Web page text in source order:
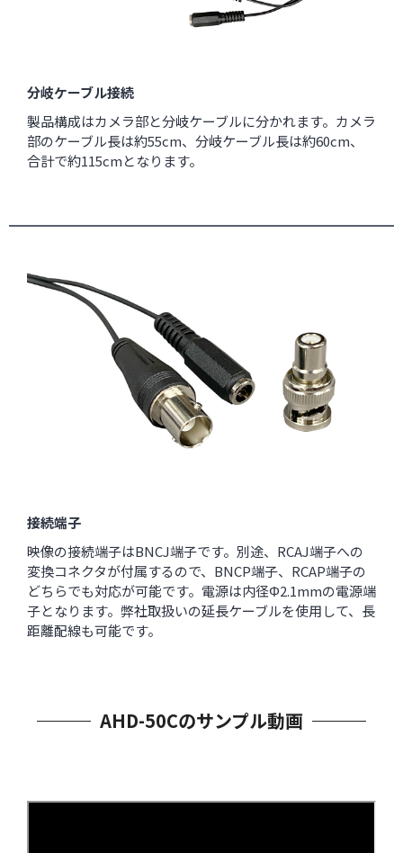
分岐ケーブル接続
製品構成はカメラ部と分岐ケーブルに分かれます。カメラ
部のケーブル長は約55cm、分岐ケーブル長は約60cm、
合計で約115cmとなります。
接続端子
映像の接続端子はBNCJ端子です。別途、RCAJ端子への
変換コネクタが付属するので、BNCP端子、RCAP端子の
どちらでも対応が可能です。電源は内径Φ2.1mmの電源端
子となります。弊社取扱いの延長ケーブルを使用して、長
距離配線も可能です。
AHD-50Cのサンプル動画